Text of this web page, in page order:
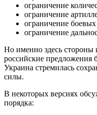
ограничение
ограничение
ограничение боевых
ограничение
Но именно здесь стороны
российские предложения
Украина стремилась
силы.
В некоторых версиях
порядка: